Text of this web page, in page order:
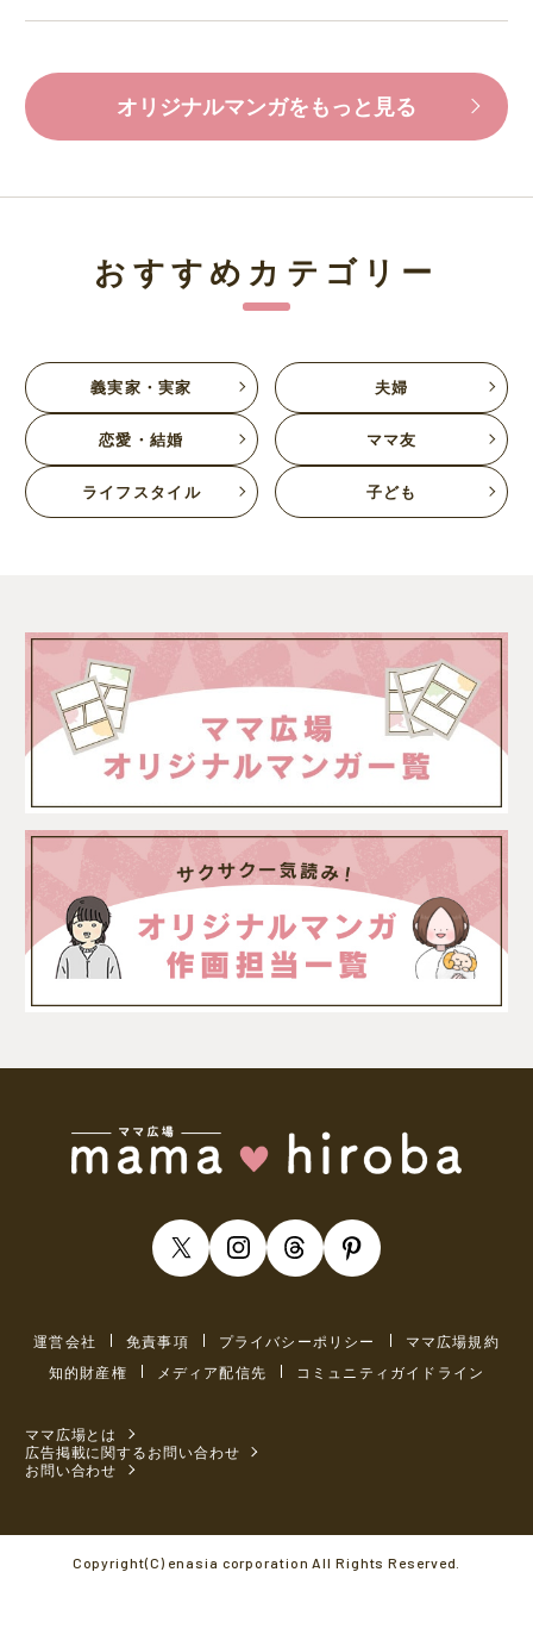
オリジナルマンガをもっと見る
おすすめカテゴリー
義実家・実家 夫婦
恋愛・結婚 ママ友
ライフスタイル 子ども
運営会社 免責事項 プライバシーポリシー
ママ広場規約
知的財産権
メディア配信先 コミュニティガイドライン
ママ広場とは
広告掲載に関するお問い合わせ
お問い合わせ
Copyright(C) enasia corporation All Rights Reserved.